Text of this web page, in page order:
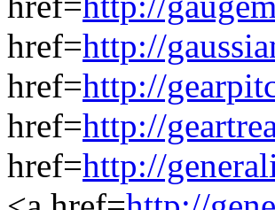
href=http://
href=http://
href=http://
href=http://